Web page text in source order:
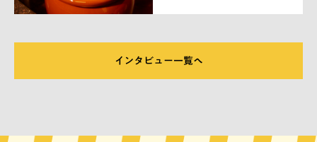
インタビュー一覧へ